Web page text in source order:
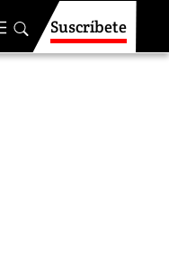
Suscríbete